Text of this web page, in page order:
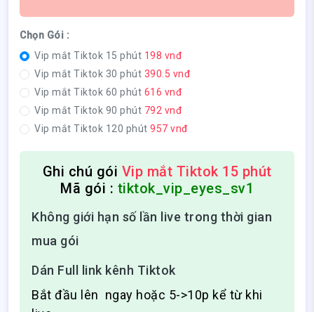
Chọn Gói :
Vip mắt Tiktok 15 phút 198 vnđ
Vip mắt Tiktok 30 phút 390.5 vnđ
Vip mắt Tiktok 60 phút 616 vnđ
Vip mắt Tiktok 90 phút 792 vnđ
Vip mắt Tiktok 120 phút 957 vnđ
Ghi chú gói Vip mắt Tiktok 15 phút
Mã gói : tiktok_vip_eyes_sv1
Không giới hạn số lần live trong thời gian
mua gói
Dán Full link kênh Tiktok
Bắt đầu lên ngay hoặc 5->10p kể từ khi